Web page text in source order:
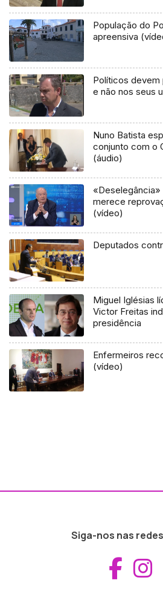
População do
apreensiva
Políticos devem
e não nos seus
Nuno Batista
conjunto com o
(áudio)
merece
(vídeo)
Deputados
Miguel Iglésias
Victor Freitas
presidência
Enfermeiros
(vídeo)
Siga-nos nas